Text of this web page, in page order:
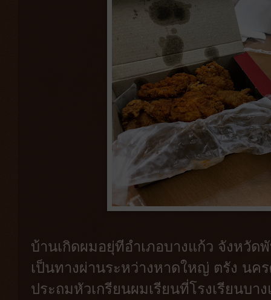
บ้านเกิดผมอยุ่ทีอำเภอบางแก้ว จังหวั
เป็นทางผ่านระหว่างหาดใหญ่ ตรัง นค
ประถมหัวเกรียนผมเรียนที่โรงเรียนบา